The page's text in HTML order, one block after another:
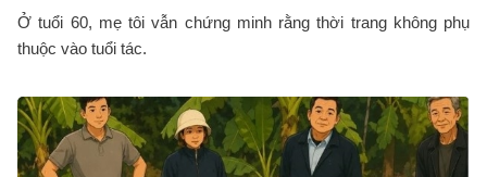
Ở tuổi 60, mẹ tôi vẫn chứng minh rằng thời trang không phụ
thuộc vào tuổi tác.